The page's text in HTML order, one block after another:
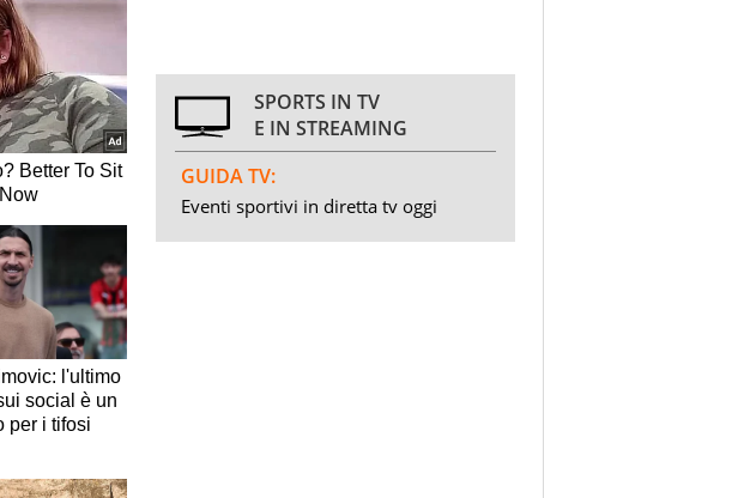
SPORTS IN TV
E IN STREAMING
GUIDA TV:
Eventi sportivi in diretta tv oggi